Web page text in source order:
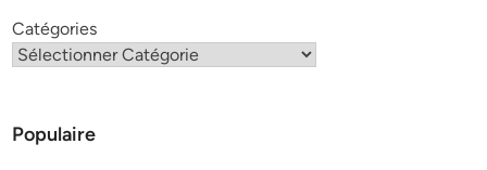
Catégories
Populaire